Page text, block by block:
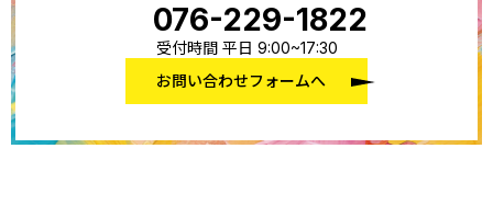
076-229-1822
受付時間 平日 9:00~17:30
お問い合わせフォームへ